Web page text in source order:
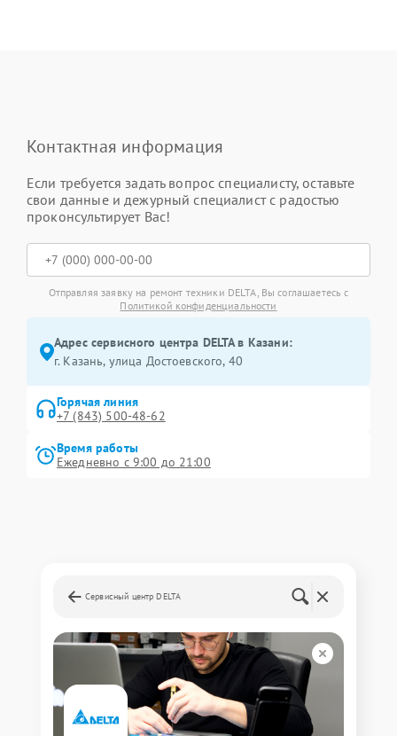
Контактная информация
Если требуется задать вопрос специалисту, оставьте
свои данные и дежурный специалист с радостью
проконсультирует Вас!
Отправляя заявку на ремонт техники DELTA, Вы соглашаетесь с
Политикой конфиденциальности
Адрес сервисного центра DELTA в Казани:
г. Казань, улица Достоевского, 40
Горячая линия
+7 (843) 500-48-62
Время работы
Ежедневно с 9:00 до 21:00
Сервисный центр DELTA